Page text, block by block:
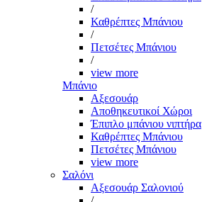
/
Καθρέπτες Μπάνιου
/
Πετσέτες Μπάνιου
/
view more
Μπάνιο
Αξεσουάρ
Αποθηκευτικοί Χώροι
Έπιπλο μπάνιου νιπτήρα
Καθρέπτες Μπάνιου
Πετσέτες Μπάνιου
view more
Σαλόνι
Αξεσουάρ Σαλονιού